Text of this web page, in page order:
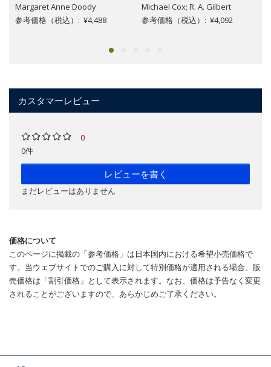
Margaret Anne Doody
参考価格（税込）: ¥4,488
Michael Cox; R. A. Gilbert
参考価格（税込）: ¥4,092
カスタマーレビュー
0
0件
レビューを書く
まだレビューはありません
価格について
このページに掲載の「参考価格」は日本国内における希望小売価格で
す。当ウェブサイトでのご購入に対して特別価格が適用される場合、販
売価格は「割引価格」として表示されます。なお、価格は予告なく変更
されることがございますので、あらかじめご了承ください。